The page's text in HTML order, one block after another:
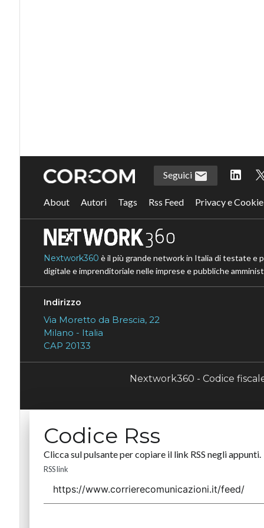
Seguici
About Autori Tags Rss Feed Privacy e
Nextwork360 è il più grande network in Italia di testate e
digitale e imprenditoriale nelle imprese e pubbliche
Indirizzo
Via Moretto da Brescia, 22
Milano - Italia
CAP 20133
Nextwork360 - Codice
Codice Rss
Clicca sul pulsante per copiare il link RSS negli appunti.
RSS link